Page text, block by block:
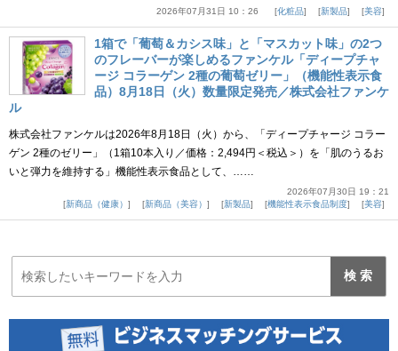
2026年07月31日 10：26 化粧品 新製品 美容
1箱で「葡萄＆カシス味」と「マスカット味」の2つ
のフレーバーが楽しめるファンケル「ディープチャ
ージ コラーゲン 2種の葡萄ゼリー」（機能性表示食
品）8月18日（火）数量限定発売／株式会社ファンケ
ル
株式会社ファンケルは2026年8月18日（火）から、「ディープチャージ コラー
ゲン 2種のゼリー」（1箱10本入り／価格：2,494円＜税込＞）を「肌のうるお
いと弾力を維持する」機能性表示食品として、……
2026年07月30日 19：21
新商品（健康）
新商品（美容） 新製品 機能性表示食品制度 美容